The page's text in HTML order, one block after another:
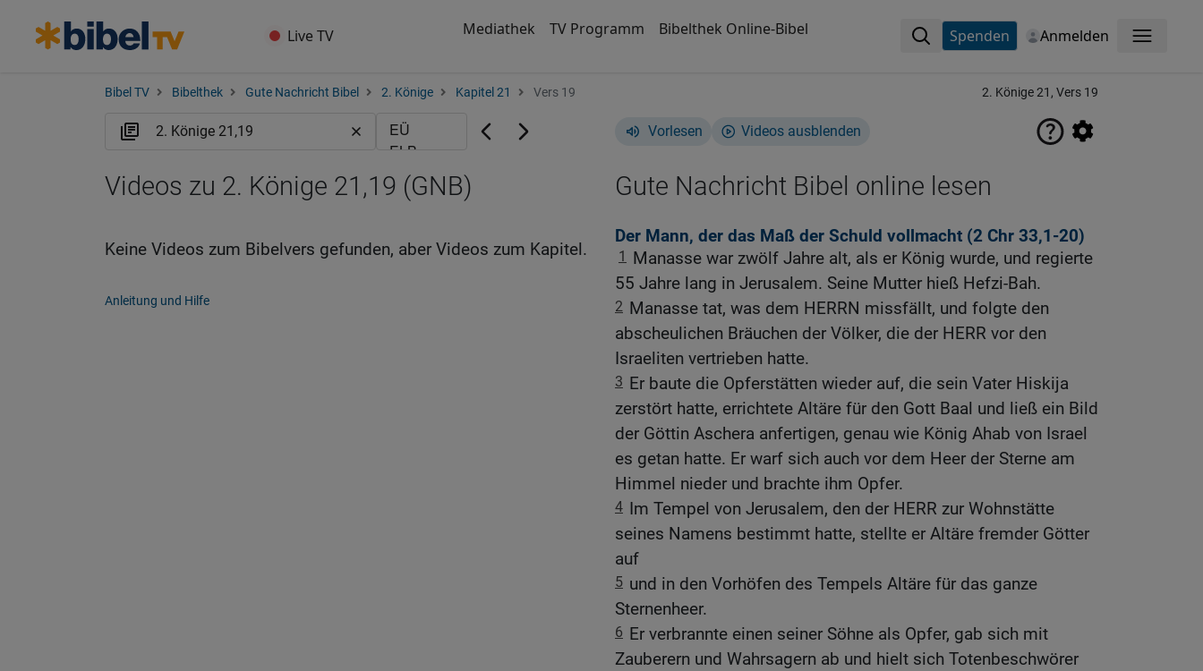
Live TV Mediathek TV Programm Bibelthek Online-Bibel Spenden Anmelden Menü
Bibel TV Bibelthek Gute Nachricht Bibel 2. Könige Kapitel 21 Vers 19 2. Könige 21, Vers 19
Vorlesen Videos ausblenden
Gute Nachricht Bibel online lesen
Der Mann, der das Maß der Schuld vollmacht (2 Chr 33,1-20)
1
Manasse war zwölf Jahre alt, als er König wurde, und regierte
55 Jahre lang in Jerusalem. Seine Mutter hieß Hefzi-Bah.
2 Manasse tat, was dem HERRN missfällt, und folgte den
abscheulichen Bräuchen der Völker, die der HERR vor den
Israeliten vertrieben hatte.
3 Er baute die Opferstätten wieder auf, die sein Vater Hiskija
zerstört hatte, errichtete Altäre für den Gott Baal und ließ ein Bild
der Göttin Aschera anfertigen, genau wie König Ahab von Israel
es getan hatte. Er warf sich auch vor dem Heer der Sterne am
Himmel nieder und brachte ihm Opfer.
4 Im Tempel von Jerusalem, den der HERR zur Wohnstätte
seines Namens bestimmt hatte, stellte er Altäre fremder Götter
auf
5 und in den Vorhöfen des Tempels Altäre für das ganze
Sternenheer.
6 Er verbrannte einen seiner Söhne als Opfer, gab sich mit
Zauberern und Wahrsagern ab und hielt sich Totenbeschwörer
Videos zu 2. Könige 21,19 (GNB)
Keine Videos zum Bibelvers gefunden, aber Videos zum Kapitel.
Anleitung und Hilfe